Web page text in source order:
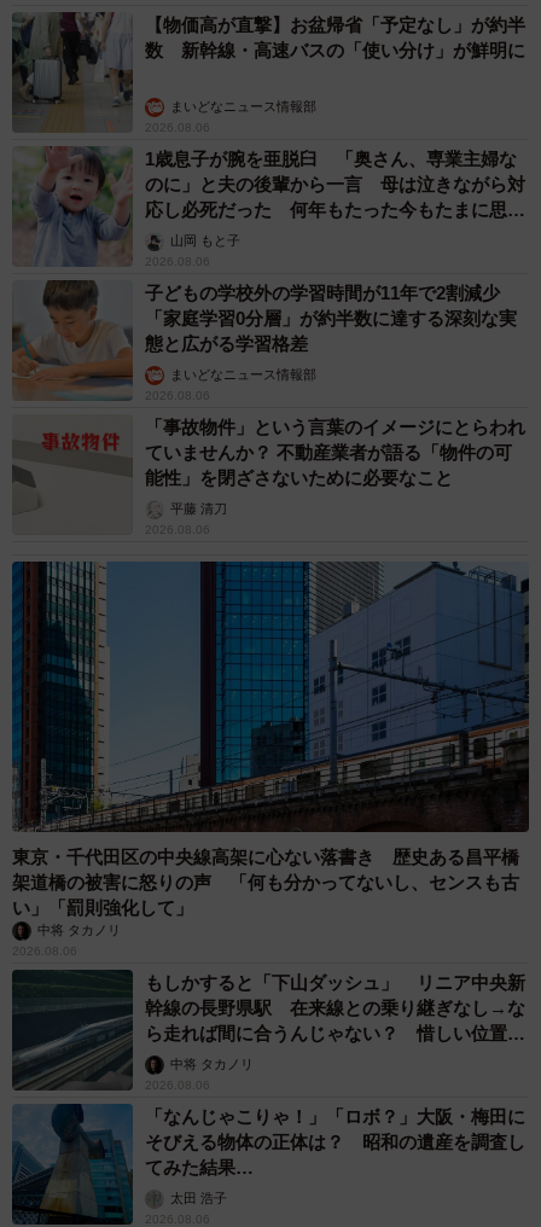
【物価高が直撃】お盆帰省「予定なし」が約半
数 新幹線・高速バスの「使い分け」が鮮明に
まいどなニュース情報部
2026.08.06
1歳息子が腕を亜脱臼 「奥さん、専業主婦な
のに」と夫の後輩から一言 母は泣きながら対
応し必死だった 何年もたった今もたまに思い
出し…山岡 もと子
2026.08.06
子どもの学校外の学習時間が11年で2割減少
「家庭学習0分層」が約半数に達する深刻な実
態と広がる学習格差
まいどなニュース情報部
2026.08.06
「事故物件」という言葉のイメージにとらわれ
ていませんか？ 不動産業者が語る「物件の可
能性」を閉ざさないために必要なこと
平藤 清刀
2026.08.06
東京・千代田区の中央線高架に心ない落書き 歴史ある昌平橋
架道橋の被害に怒りの声 「何も分かってないし、センスも古
い」「罰則強化して」
中将 タカノリ
2026.08.06
もしかすると「下山ダッシュ」 リニア中央新
幹線の長野県駅 在来線との乗り継ぎなし→な
ら走れば間に合うんじゃない？ 惜しい位置関
係が反響
中将 タカノリ
2026.08.06
「なんじゃこりゃ！」「ロボ？」大阪・梅田に
そびえる物体の正体は？ 昭和の遺産を調査し
てみた結果…
太田 浩子
2026.08.06